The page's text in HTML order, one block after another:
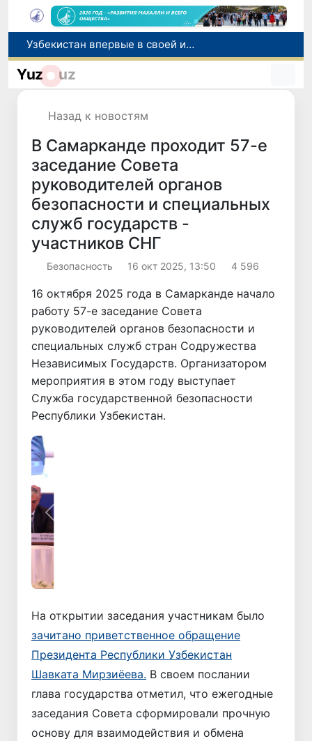
Число пользователей мобильного интернета в Узбекистане за 10 лет выросло в 4,3 раза
При содействии Генконсульства Узбекистана соотечественница, перенесшая инсульт в Алматы, вернулась на родину
Yuz uz
Назад к новостям
В Самарканде проходит 57-е
заседание Совета
руководителей органов
безопасности и специальных
служб государств -
участников СНГ
Безопасность 16 окт 2025, 13:50 4 596
16 октября 2025 года в Самарканде начало
работу 57-е заседание Совета
руководителей органов безопасности и
специальных служб стран Содружества
Независимых Государств. Организатором
мероприятия в этом году выступает
Служба государственной безопасности
Республики Узбекистан.
Назад
На открытии заседания участникам было
зачитано приветственное обращение
Президента Республики Узбекистан
Шавката Мирзиёева. В своем послании
глава государства отметил, что ежегодные
заседания Совета сформировали прочную
основу для взаимодействия и обмена